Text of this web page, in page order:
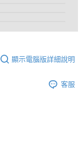
顯示電腦版詳細說明
客服